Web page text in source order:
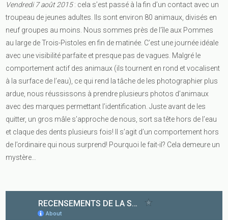
Vendredi 7 août 2015: cela s’est passé à la fin d’un contact avec un
troupeau de jeunes adultes. Ils sont environ 80 animaux, divisés en
neuf groupes au moins. Nous sommes près de l’île aux Pommes
au large de Trois-Pistoles en fin de matinée. C’est une journée idéale
avec une visibilité parfaite et presque pas de vagues. Malgré le
comportement actif des animaux (ils tournent en rond et vocalisent
à la surface de l’eau), ce qui rend la tâche de les photographier plus
ardue, nous réussissons à prendre plusieurs photos d’animaux
avec des marques permettant l’identification. Juste avant de les
quitter, un gros mâle s’approche de nous, sort sa tête hors de l’eau
et claque des dents plusieurs fois! Il s’agit d’un comportement hors
de l’ordinaire qui nous surprend! Pourquoi le fait-il? Cela demeure un
mystère…